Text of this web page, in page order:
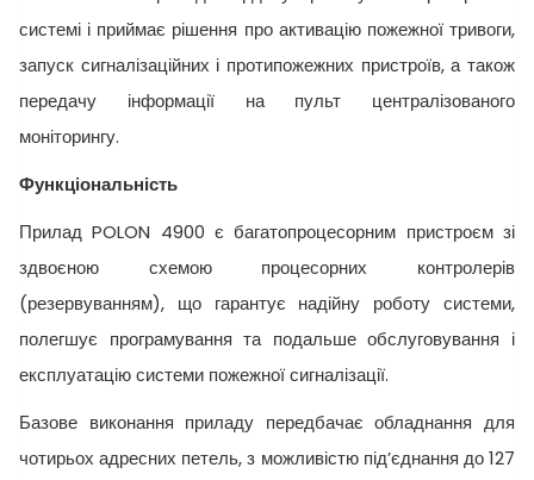
системі і приймає рішення про активацію пожежної тривоги,
запуск сигналізаційних і протипожежних пристроїв, а також
передачу інформації на пульт централізованого
моніторингу.
Функціональність
Прилад POLON 4900 є багатопроцесорним пристроєм зі
здвоєною схемою процесорних контролерів
(резервуванням), що гарантує надійну роботу системи,
полегшує програмування та подальше обслуговування і
експлуатацію системи пожежної сигналізації.
Базове виконання приладу передбачає обладнання для
чотирьох адресних петель, з можливістю під’єднання до 127